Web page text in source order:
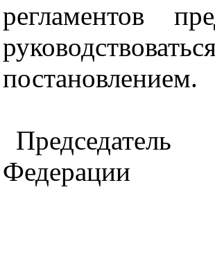
регламентов
постановлением.
Федерации